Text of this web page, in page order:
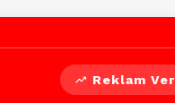
Reklam Ver